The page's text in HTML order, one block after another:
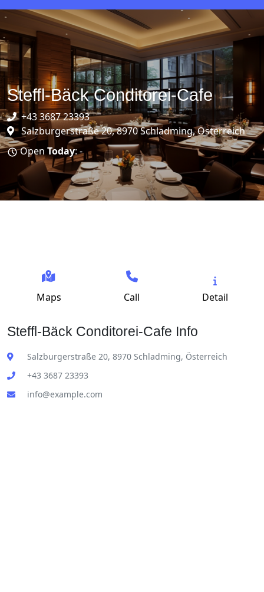
Steffl-Bäck Conditorei-Cafe
+43 3687 23393
Salzburgerstraße 20, 8970 Schladming, Österreich
Open Today: -
Maps Call Detail
Steffl-Bäck Conditorei-Cafe Info
Salzburgerstraße 20, 8970 Schladming, Österreich
+43 3687 23393
info@example.com